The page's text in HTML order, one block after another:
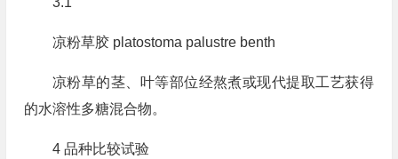
凉粉草胶 platostoma palustre benth
凉粉草的茎、叶等部位经熬煮或现代提取工艺获得
的水溶性多糖混合物。
4 品种比较试验